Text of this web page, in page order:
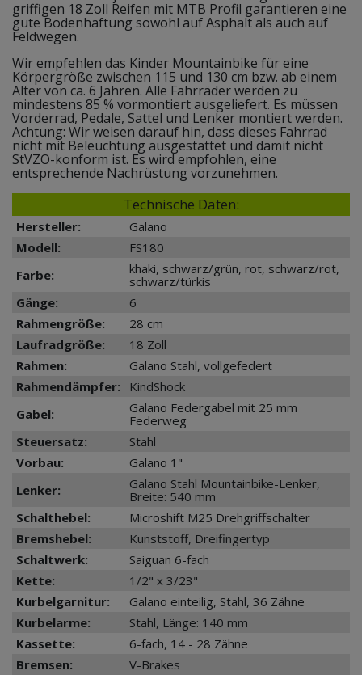
griffigen 18 Zoll Reifen mit MTB Profil garantieren eine
gute Bodenhaftung sowohl auf Asphalt als auch auf
Feldwegen.
Wir empfehlen das Kinder Mountainbike für eine
Körpergröße zwischen 115 und 130 cm bzw. ab einem
Alter von ca. 6 Jahren. Alle Fahrräder werden zu
mindestens 85 % vormontiert ausgeliefert. Es müssen
Vorderrad, Pedale, Sattel und Lenker montiert werden.
Achtung: Wir weisen darauf hin, dass dieses Fahrrad
nicht mit Beleuchtung ausgestattet und damit nicht
StVZO-konform ist. Es wird empfohlen, eine
entsprechende Nachrüstung vorzunehmen.
Technische Daten:
Hersteller:
Galano
Modell:
FS180
Farbe:
khaki, schwarz/grün, rot, schwarz/rot,
schwarz/türkis
Gänge:
6
Rahmengröße:
28 cm
Laufradgröße:
18 Zoll
Rahmen:
Galano Stahl, vollgefedert
Rahmendämpfer:
KindShock
Gabel:
Galano Federgabel mit 25 mm
Federweg
Steuersatz:
Stahl
Vorbau:
Galano 1"
Lenker:
Galano Stahl Mountainbike-Lenker,
Breite: 540 mm
Schalthebel:
Microshift M25 Drehgriffschalter
Bremshebel:
Kunststoff, Dreifingertyp
Schaltwerk:
Saiguan 6-fach
Kette:
1/2" x 3/23"
Kurbelgarnitur:
Galano einteilig, Stahl, 36 Zähne
Kurbelarme:
Stahl, Länge: 140 mm
Kassette:
6-fach, 14 - 28 Zähne
Bremsen:
V-Brakes